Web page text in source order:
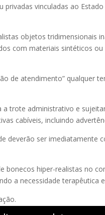
privadas vinculadas ao
objetos tridimensionais
com materiais sintéticos
de atendimento” qualquer
trote administrativo e
cabíveis, incluindo
deverão ser imediatamente
hiper-realistas no
a necessidade terapêutica